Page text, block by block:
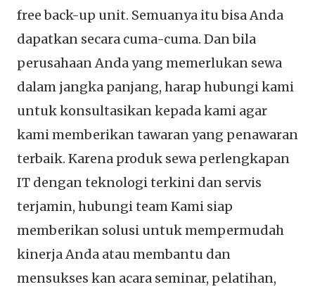
free back-up unit. Semuanya itu bisa Anda
dapatkan secara cuma-cuma. Dan bila
perusahaan Anda yang memerlukan sewa
dalam jangka panjang, harap hubungi kami
untuk konsultasikan kepada kami agar
kami memberikan tawaran yang penawaran
terbaik. Karena produk sewa perlengkapan
IT dengan teknologi terkini dan servis
terjamin, hubungi team Kami siap
memberikan solusi untuk mempermudah
kinerja Anda atau membantu dan
mensukses kan acara seminar, pelatihan,